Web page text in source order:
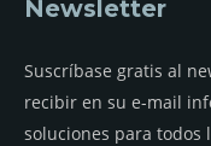
Newsletter
Suscríbase gratis al
recibir en su e-mail
soluciones para todos